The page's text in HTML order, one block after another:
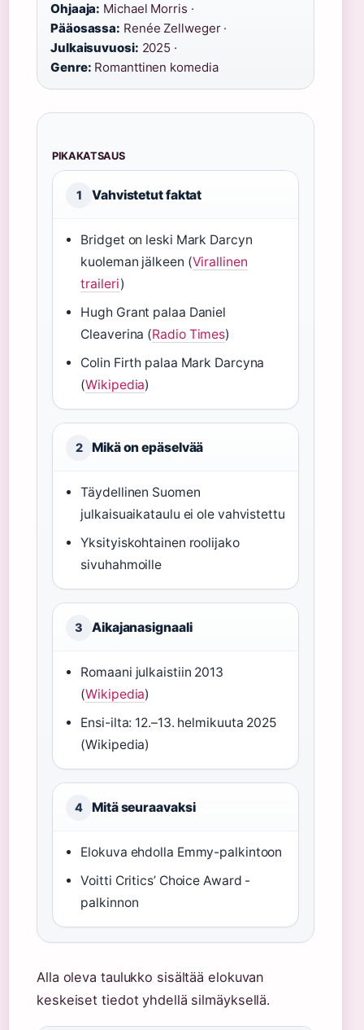
Ohjaaja: Michael Morris ·
Pääosassa: Renée Zellweger ·
Julkaisuvuosi: 2025 ·
Genre: Romanttinen komedia
PIKAKATSAUS
1 Vahvistetut faktat
Bridget on leski Mark Darcyn
kuoleman jälkeen (Virallinen
traileri)
Hugh Grant palaa Daniel
Cleaverina (Radio Times)
Colin Firth palaa Mark Darcyna
(Wikipedia)
2 Mikä on epäselvää
Täydellinen Suomen
julkaisuaikataulu ei ole vahvistettu
Yksityiskohtainen roolijako
sivuhahmoille
3 Aikajanasignaali
Romaani julkaistiin 2013
(Wikipedia)
Ensi-ilta: 12.–13. helmikuuta 2025
(Wikipedia)
4 Mitä seuraavaksi
Elokuva ehdolla Emmy-palkintoon
Voitti Critics’ Choice Award -
palkinnon
Alla oleva taulukko sisältää elokuvan
keskeiset tiedot yhdellä silmäyksellä.